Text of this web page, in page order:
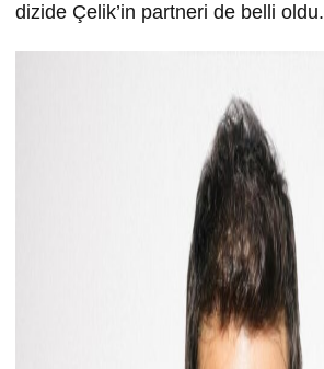
dizide Çelik’in partneri de belli oldu.